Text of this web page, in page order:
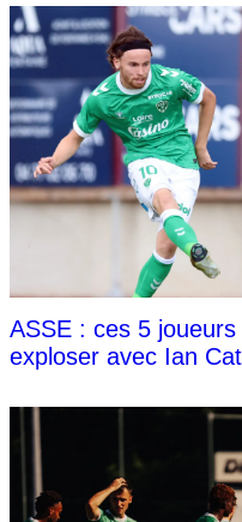
ASSE : ces 5
exploser avec Ian